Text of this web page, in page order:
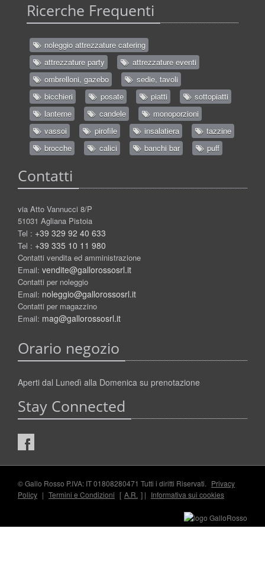
Ricerche Frequenti
noleggio attrezzature catering
attrezzature party
attrezzature eventi
ombrelloni, gazebo
sedie, tavoli
bicchieri
posate piatti
sottopiatti
lanterne
candele
monoporzioni
vassoi
pirofile insalatiera
tazzine
brocche
calici banchi bar puff
Contatti
via Atto Vannucci 8/P
51031 Agliana Pistoia
Tel : +39 329 92 40 633
Tel : +39 335 10 11 980
Contatti vendita ed amministrazione
Email: vendite@gallorossosrl.it
Contatti per noleggio
Email: noleggio@gallorossosrl.it
Contatti per magazzino
Email: mag@gallorossosrl.it
Orario negozio
Aperti dal Lunedì alla Domenica su prenotazione
Stay Connected
© Gallo Rosso P.IVA: IT 01808280471 Tutti i diritti Riservati. Privacy
Policy | Termini e Condizioni [ A.R. ] | Informativa sui cookies